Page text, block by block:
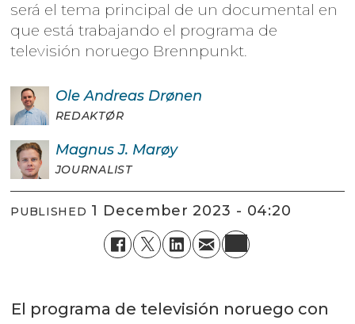
será el tema principal de un documental en
que está trabajando el programa de
televisión noruego Brennpunkt.
Ole Andreas Drønen
REDAKTØR
Magnus J. Marøy
JOURNALIST
PUBLISHED 1 December 2023 - 04:20
El programa de televisión noruego con